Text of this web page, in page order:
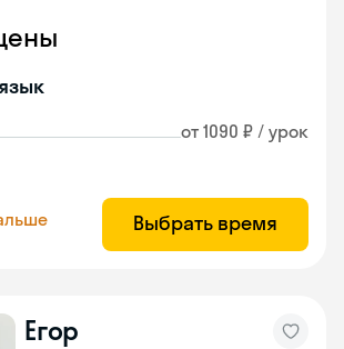
от 1090 ₽ / урок
Выбрать время
Егор